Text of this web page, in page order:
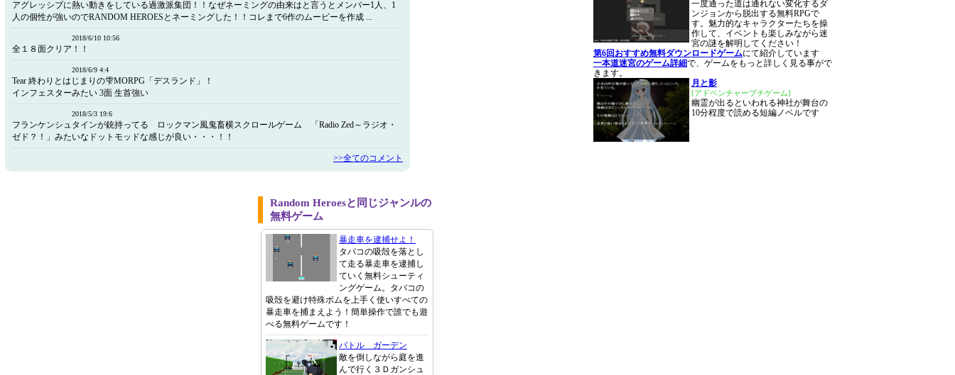
アグレッシブに熱い動きをしている過激派集団！！なぜネーミングの由来はと言うとメンバー1人、1
人の個性が強いのでRANDOM HEROESとネーミングした！！コレまで6作のムービーを作成 ...
2018/6/10 10:56
全１８面クリア！！
2018/6/9 4:4
Tear 終わりとはじまりの雫MORPG「デスランド」！
インフェスターみたい 3面 生首強い
2018/5/3 19:6
フランケンシュタインが銃持ってる ロックマン風鬼畜横スクロールゲーム 「Radio Zed～ラジオ・
ゼド？！」みたいなドットモッドな感じが良い・・・！！
>>全てのコメント
Random Heroesと同じジャンルの
無料ゲーム
暴走車を逮捕せよ！
タバコの吸殻を落とし
て走る暴走車を逮捕し
ていく無料シューティ
ングゲーム。タバコの
吸殻を避け特殊ボムを上手く使いすべての
暴走車を捕まえよう！簡単操作で誰でも遊
べる無料ゲームです！
バトル ガーデン
敵を倒しながら庭を進
んで行く３Ｄガンシュ
一度通った道は通れない変化するダ
ンジョンから脱出する無料RPGで
す。魅力的なキャラクターたちを操
作して、イベントも楽しみながら迷
宮の謎を解明してください！
第6回おすすめ無料ダウンロードゲームにて紹介しています
一本道迷宮のゲーム詳細で、ゲームをもっと詳しく見る事がで
きます。
月と影
[アドベンチャープチゲーム]
幽霊が出るといわれる神社が舞台の
10分程度で読める短編ノベルです